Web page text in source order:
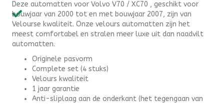
2007)
-
Velours
aantal
Deze automatten voor Volvo V70 / XC70 , geschikt voor
bouwjaar van 2000 tot en met bouwjaar 2007, zijn van
Velourse kwaliteit. Onze velours automatten zijn het
meest comfortabel en stralen meer luxe uit dan naadvilt
automatten.
Originele pasvorm
Complete set (4 stuks)
Velours kwaliteit
1 jaar garantie
Anti-sliplaag aan de onderkant (het tegengaan van